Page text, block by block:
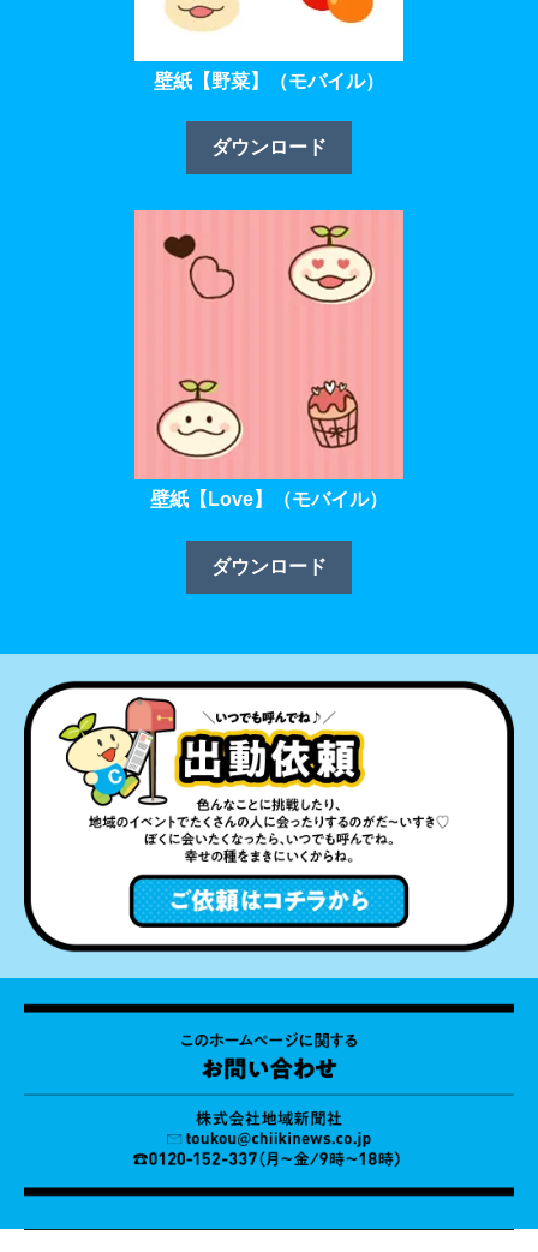
壁紙【野菜】（モバイル）
ダウンロード
壁紙【Love】（モバイル）
ダウンロード